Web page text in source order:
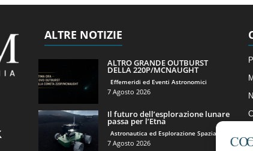
ALTRE NOTIZIE
ALTRO GRANDE OUTBURST
DELLA 220P/MCNAUGHT
Effemeridi ed Eventi Astronomici
7 Agosto 2026
Il futuro dell’esplorazione lunare
passa per l’Etna
Astronautica ed Esplorazione Spaziale
7 Agosto 2026